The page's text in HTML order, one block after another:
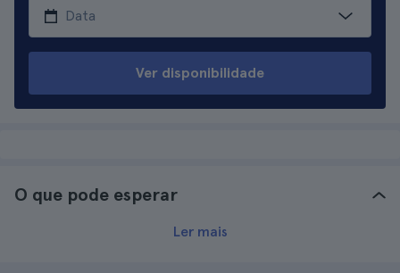
Ver disponibilidade
O que pode esperar
Ler mais